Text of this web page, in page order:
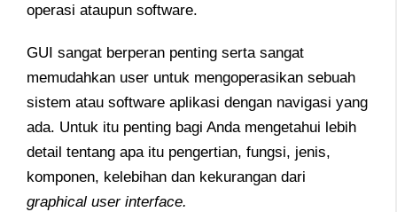
operasi ataupun software.
GUI sangat berperan penting serta sangat
memudahkan user untuk mengoperasikan sebuah
sistem atau software aplikasi dengan navigasi yang
ada. Untuk itu penting bagi Anda mengetahui lebih
detail tentang apa itu pengertian, fungsi, jenis,
komponen, kelebihan dan kekurangan dari
graphical user interface.